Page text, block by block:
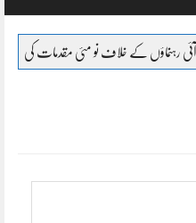
خلاف نو مئی مقدمات کی سماعت، ضمانت